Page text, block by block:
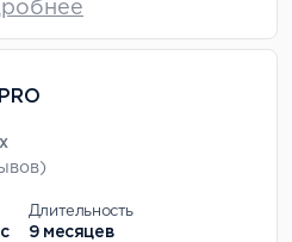
Длительность
9 месяцев